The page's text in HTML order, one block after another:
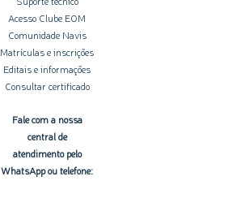
Acesso Clube EOM
Comunidade Navis
Matrículas e inscrições
Editais e informações
Consultar certificado
Fale com a nossa
central de
atendimento pelo
WhatsApp ou telefone: